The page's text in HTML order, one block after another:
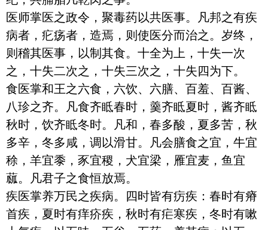
医师掌医之政令，聚毒药以共医事。凡邦之有疾
病者，疕疡者，造焉，则使医分而治之。岁终，
则稽其医事，以制其食。十全为上，十失一次
之，十失二次之，十失三次之，十失四为下。
食医掌和王之六食，六饮、六膳、百羞、百酱、
八珍之齐。凡食齐眡春时，羹齐眡夏时，酱齐眡
秋时，饮齐眡冬时。凡和，春多酸，夏多苦，秋
多辛，冬多咸，调以滑甘。凡会膳食之宜，牛宜
稌，羊宜黍，豕宜稷，犬宜梁，雁宜麦，鱼宜
蓏。凡君子之食恒放焉。
疾医掌养万民之疾病。四时皆有疠疾：春时有瘠
首疾，夏时有痒疥疾，秋时有疟寒疾，冬时有嗽